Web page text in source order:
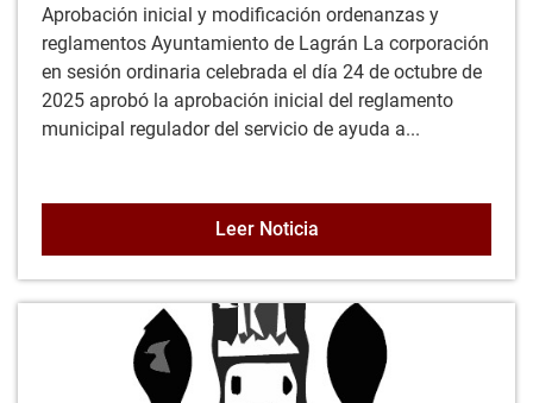
Aprobación inicial y modificación ordenanzas y
reglamentos Ayuntamiento de Lagrán La corporación
en sesión ordinaria celebrada el día 24 de octubre de
2025 aprobó la aprobación inicial del reglamento
municipal regulador del servicio de ayuda a...
Leer NoticiaCONSULTA PÚBLICA